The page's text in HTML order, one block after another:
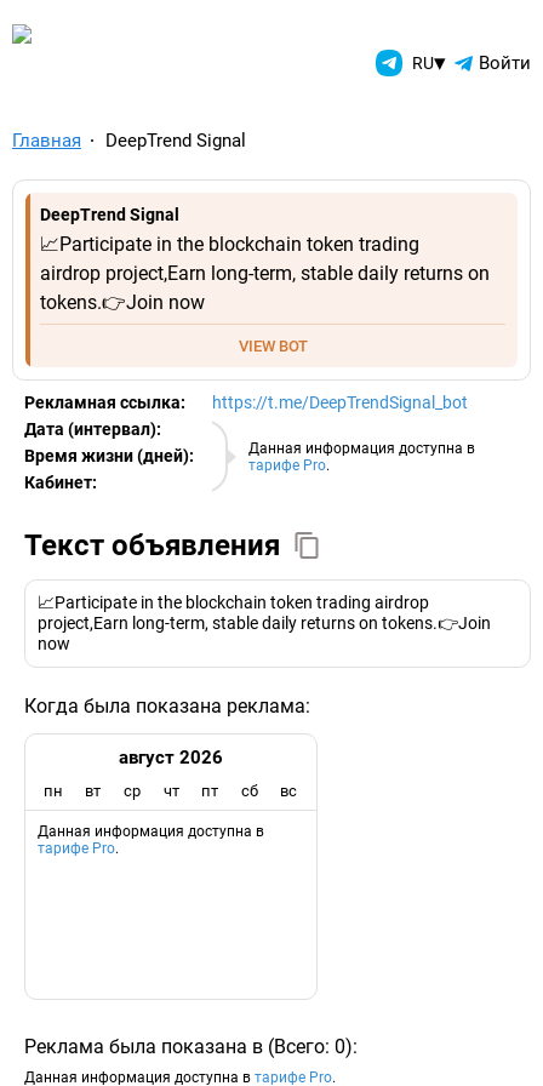
TelegramAds.com — RU▾ Войти
Главная DeepTrend Signal
DeepTrend Signal
📈Participate in the blockchain token trading
airdrop project,Earn long-term, stable daily returns on
tokens.👉Join now
VIEW BOT
Рекламная ссылка: https://t.me/DeepTrendSignal_bot
Данная информация доступна в
тарифе Pro.
Дата (интервал):
08.08.2026
Время жизни (дней):
Кабинет:
EURO
Текст объявления
📈Participate in the blockchain token trading airdrop
project,Earn long-term, stable daily returns on tokens.👉Join
now
Когда была показана реклама:
август 2026
пн вт ср чт пт сб вс
Данная информация доступна в
тарифе Pro.
Реклама была показана в (Всего: 0):
Данная информация доступна в тарифе Pro.